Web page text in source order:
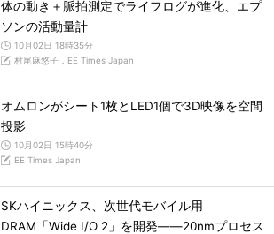
体の動き＋脈拍測定でライフログが進化、エプ
ソンの活動量計
10月02日 18時35分
村尾麻悠子，EE Times Japan
オムロンがシート1枚とLED1個で3D映像を空間
投影
10月02日 15時40分
EE Times Japan
SKハイニックス、次世代モバイル用
DRAM「Wide I/O 2」を開発――20nmプロセス